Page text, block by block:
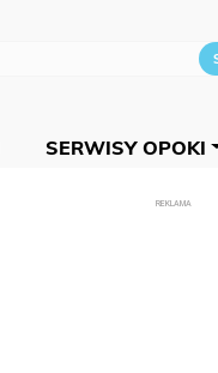
SERWISY OPOKI
REKLAMA